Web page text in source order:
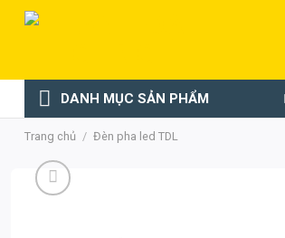
Chuyển
dung
DANH MỤC SẢN PHẨM
Trang chủ / Đèn pha led TDL